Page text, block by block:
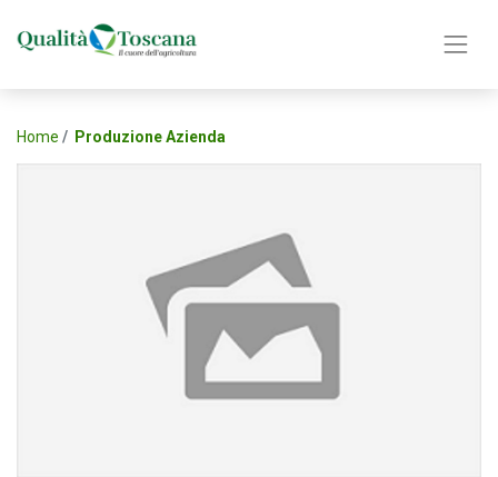
Home Produzione Azienda